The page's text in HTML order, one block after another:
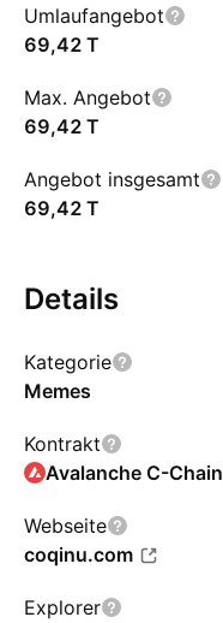
Umlaufangebot
‪69,42 T‬
Max. Angebot
‪69,42 T‬
Angebot insgesamt
‪69,42 T‬
Details
Kategorie
Memes
Kontrakt
Avalanche C-Chain
Webseite
coqinu.com
Explorer